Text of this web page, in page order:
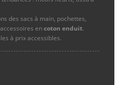
des sacs à main, pochettes,
encoton enduit.
à prix accessibles.